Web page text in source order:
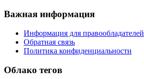
Важная информация
Информация для правообладателей
Обратная связь
Политика конфиденциальности
Облако тегов